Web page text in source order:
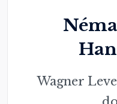
Wagner